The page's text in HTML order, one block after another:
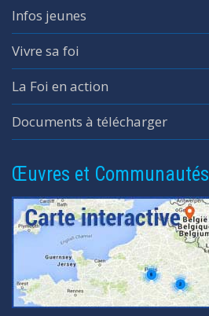
Infos jeunes
Vivre sa foi
La Foi en action
Documents à télécharger
Œuvres et Communautés